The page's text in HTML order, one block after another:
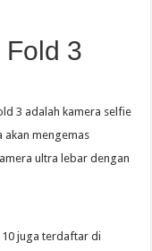
Fold 3
3 adalah kamera selfie
akan mengemas
ultra lebar dengan
juga terdaftar di